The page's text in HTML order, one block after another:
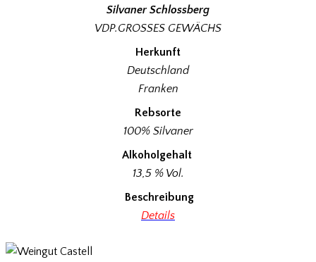
Silvaner Schlossberg
VDP.GROSSES GEWÄCHS
Herkunft
Deutschland
Franken
Rebsorte
100% Silvaner
Alkoholgehalt
13,5 % Vol.
Beschreibung
Details